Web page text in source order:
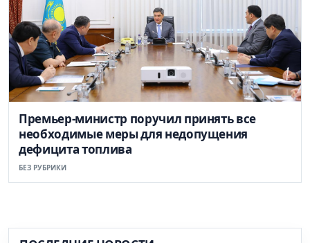
Премьер-министр поручил принять все
необходимые меры для недопущения
дефицита топлива
БЕЗ РУБРИКИ